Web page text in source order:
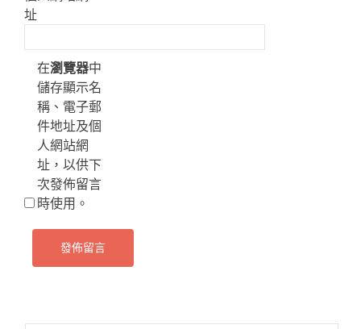
址
在瀏覽器中
儲存顯示名
稱、電子郵
件地址及個
人網站網
址，以供下
次發佈留言
時使用。